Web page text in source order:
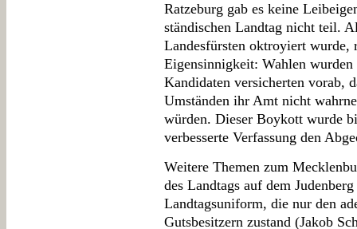
Ratzeburg gab es keine
ständischen Landtag nicht teil.
Landesfürsten oktroyiert wurde,
Eigensinnigkeit: Wahlen
Kandidaten versicherten vorab,
Umständen ihr Amt nicht
würden. Dieser Boykott wurde
verbesserte Verfassung den
Weitere Themen zum
des Landtags auf dem
Landtagsuniform, die nur den
Gutsbesitzern zustand (Jakob